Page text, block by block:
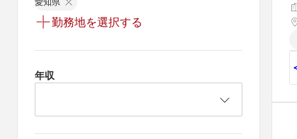
勤務地を選択する
年収